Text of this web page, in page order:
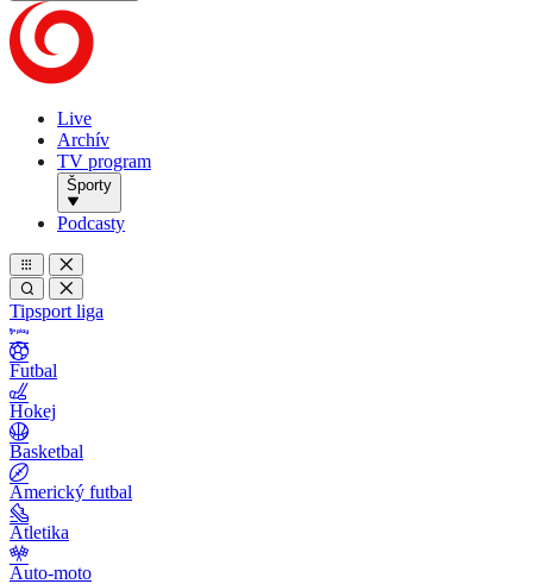
Live
Archív
TV program
Športy
Podcasty
Tipsport liga
Futbal
Hokej
Basketbal
Americký futbal
Atletika
Auto-moto